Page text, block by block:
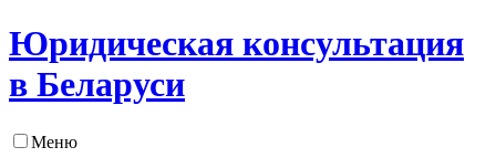
Юридическая консультация
в Беларуси
Меню